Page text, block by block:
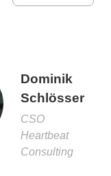
Dominik
Schlösser
CSO
Heartbeat
Consulting